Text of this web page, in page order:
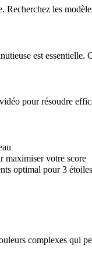
les
est essentielle.
pour résoudre
maximiser votre score
optimal pour 3 étoiles
complexes qui